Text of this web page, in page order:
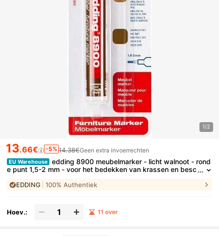
1/2
13.66€ -5% 14.38€Geen extra invoerrechten
EU Warehouse
edding 8900 meubelmarker - licht walnoot - rond
e punt 1,5-2 mm - voor het bedekken van krassen en besc
EDDING 100% Authentiek
Hoev.: 11 over